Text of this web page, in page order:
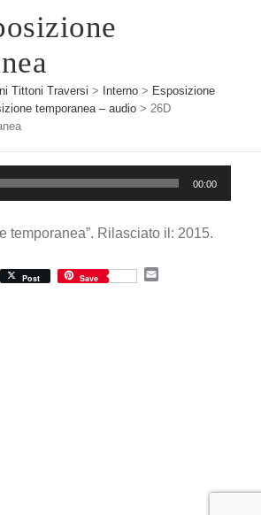
Tittoni Traversi > Interno > Esposizione
temporanea – audio >26D
00:00
temporanea”. Rilasciato il: 2015.
Post Save